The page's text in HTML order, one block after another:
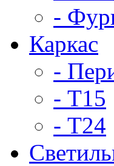
-
Каркас
-
- Т15
- Т24